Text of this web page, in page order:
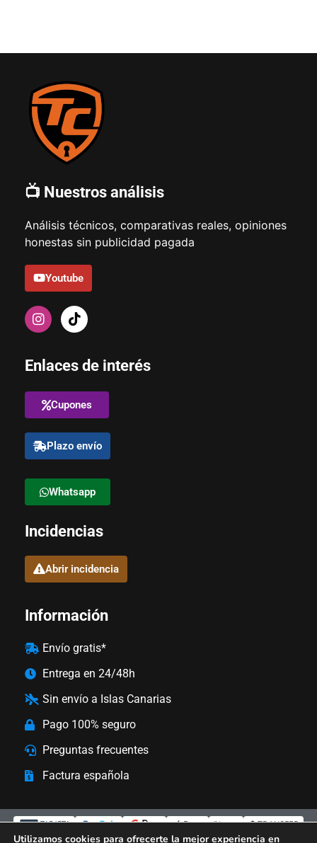
📺 Nuestros análisis
Análisis técnicos, comparativas reales, opiniones
honestas sin publicidad pagada
Youtube
Enlaces de interés
Cupones
Plazo envío
Whatsapp
Incidencias
Abrir incidencia
Información
Envío gratis*
Entrega en 24/48h
Sin envío a Islas Canarias
Pago 100% seguro
Preguntas frecuentes
Factura española
TARJETA Bizum TRANSFER
Utilizamos cookies para ofrecerte la mejor experiencia en